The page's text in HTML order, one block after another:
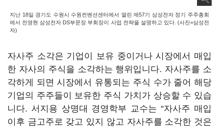
지난 18일 경기도 수원시 수원컨벤션센터에서 열린 제57기 삼성전자 정기 주주총회
에서 전영현 삼성전자 DS부문장 부회장이 사업 전략을 설명하고 있다. (사진=삼성전
자)
자사주 소각은 기업이 보유 중이거나 시장에서 매입
한 자사의 주식을 소각하는 행위입니다. 자사주를 소
각하게 되면 시장에서 유통되는 주식 수가 줄어 해당
기업의 주주들이 보유한 주식 가치가 상승할 수 있습
니다. 서지용 상명대 경영학부 교수는 “자사주 매입
이후 금고주로 갖고 있지 않고 자사주를 소각한 것은